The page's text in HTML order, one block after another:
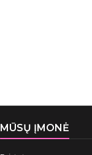
MŪSŲ ĮMONĖ